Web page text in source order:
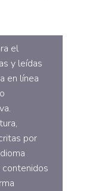
el
y leídas
en línea
por